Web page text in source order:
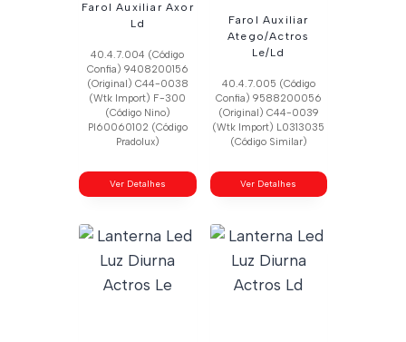
Farol Auxiliar Axor
Ld
40.4.7.004 (Código
Confia) 9408200156
(Original) C44-0038
(Wtk Import) F-300
(Código Nino)
Pl60060102 (Código
Pradolux)
Ver Detalhes
Farol Auxiliar
Atego/Actros
Le/Ld
40.4.7.005 (Código
Confia) 9588200056
(Original) C44-0039
(Wtk Import) L0313035
(Código Similar)
Ver Detalhes